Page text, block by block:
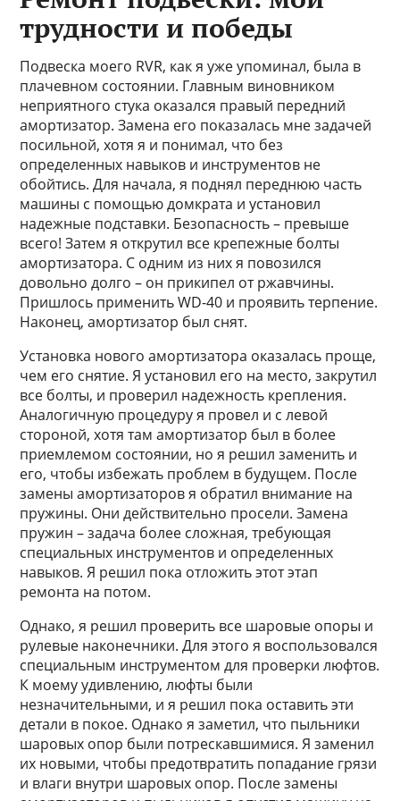
трудности и победы
Подвеска моего RVR, как я уже упоминал, была в
плачевном состоянии. Главным виновником
неприятного стука оказался правый передний
амортизатор. Замена его показалась мне задачей
посильной, хотя я и понимал, что без
определенных навыков и инструментов не
обойтись. Для начала, я поднял переднюю часть
машины с помощью домкрата и установил
надежные подставки. Безопасность – превыше
всего! Затем я открутил все крепежные болты
амортизатора. С одним из них я повозился
довольно долго – он прикипел от ржавчины.
Пришлось применить WD-40 и проявить терпение.
Наконец, амортизатор был снят.
Установка нового амортизатора оказалась проще,
чем его снятие. Я установил его на место, закрутил
все болты, и проверил надежность крепления.
Аналогичную процедуру я провел и с левой
стороной, хотя там амортизатор был в более
приемлемом состоянии, но я решил заменить и
его, чтобы избежать проблем в будущем. После
замены амортизаторов я обратил внимание на
пружины. Они действительно просели. Замена
пружин – задача более сложная, требующая
специальных инструментов и определенных
навыков. Я решил пока отложить этот этап
ремонта на потом.
Однако, я решил проверить все шаровые опоры и
рулевые наконечники. Для этого я воспользовался
специальным инструментом для проверки люфтов.
К моему удивлению, люфты были
незначительными, и я решил пока оставить эти
детали в покое. Однако я заметил, что пыльники
шаровых опор были потрескавшимися. Я заменил
их новыми, чтобы предотвратить попадание грязи
и влаги внутри шаровых опор. После замены